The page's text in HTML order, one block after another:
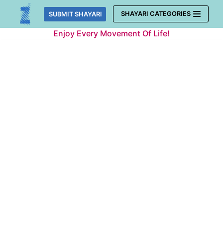
Skip
SUBMIT SHAYARI SHAYARI CATEGORIES
Enjoy Every Movement Of Life!